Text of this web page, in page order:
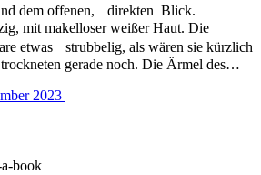
dem offenen, direkten Blick.
mit makelloser weißer Haut. Die
etwas strubbelig, als wären sie kürzlich
gerade noch. Die Ärmel des…
2023